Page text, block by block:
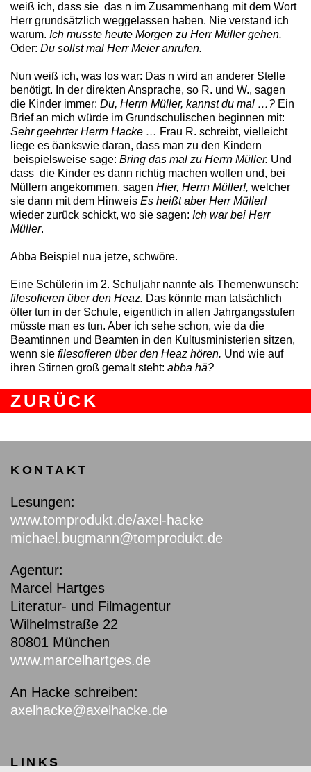
weiß ich, dass sie das n im Zusammenhang mit dem Wort
Herr grundsätzlich weggelassen haben. Nie verstand ich
warum. Ich musste heute Morgen zu Herr Müller gehen.
Oder: Du sollst mal Herr Meier anrufen.
Nun weiß ich, was los war: Das n wird an anderer Stelle
benötigt. In der direkten Ansprache, so R. und W., sagen
die Kinder immer: Du, Herrn Müller, kannst du mal …? Ein
Brief an mich würde im Grundschulischen beginnen mit:
Sehr geehrter Herrn Hacke … Frau R. schreibt, vielleicht
liege es öankswie daran, dass man zu den Kindern
beispielsweise sage: Bring das mal zu Herrn Müller. Und
dass die Kinder es dann richtig machen wollen und, bei
Müllern angekommen, sagen Hier, Herrn Müller!, welcher
sie dann mit dem Hinweis Es heißt aber Herr Müller!
wieder zurück schickt, wo sie sagen: Ich war bei Herr
Müller.
Abba Beispiel nua jetze, schwöre.
Eine Schülerin im 2. Schuljahr nannte als Themenwunsch:
filesofieren über den Heaz. Das könnte man tatsächlich
öfter tun in der Schule, eigentlich in allen Jahrgangsstufen
müsste man es tun. Aber ich sehe schon, wie da die
Beamtinnen und Beamten in den Kultusministerien sitzen,
wenn sie filesofieren über den Heaz hören. Und wie auf
ihren Stirnen groß gemalt steht: abba hä?
ZURÜCK
KONTAKT
Lesungen:
www.tomprodukt.de/axel-hacke
michael.bugmann@tomprodukt.de
Agentur:
Marcel Hartges
Literatur- und Filmagentur
Wilhelmstraße 22
80801 München
www.marcelhartges.de
An Hacke schreiben:
axelhacke@axelhacke.de
LINKS